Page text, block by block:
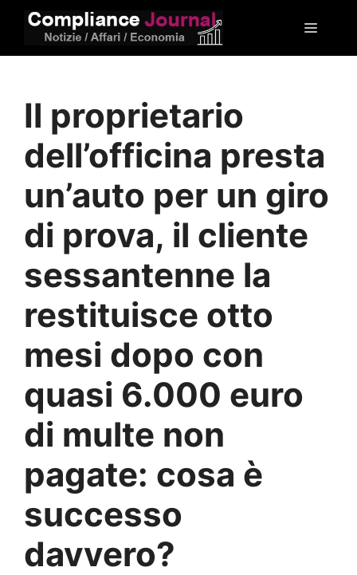
Menu
Il proprietario
dell’officina presta
un’auto per un giro
di prova, il cliente
sessantenne la
restituisce otto
mesi dopo con
quasi 6.000 euro
di multe non
pagate: cosa è
successo
davvero?